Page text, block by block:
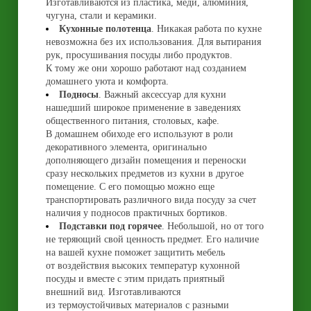
Изготавливаются из пластика, меди, алюминия,
чугуна, стали и керамики.
Кухонные полотенца. Никакая работа по кухне
невозможна без их использования. Для вытирания
рук, просушивания посуды либо продуктов.
К тому же они хорошо работают над созданием
домашнего уюта и комфорта.
Подносы. Важный аксессуар для кухни
нашедший широкое применение в заведениях
общественного питания, столовых, кафе.
В домашнем обиходе его используют в роли
декоративного элемента, оригинально
дополняющего дизайн помещения и переноски
сразу нескольких предметов из кухни в другое
помещение. С его помощью можно еще
транспортировать различного вида посуду за счет
наличия у подносов практичных бортиков.
Подставки под горячее. Небольшой, но от того
не теряющий свой ценность предмет. Его наличие
на вашей кухне поможет защитить мебель
от воздействия высоких температур кухонной
посуды и вместе с этим придать приятный
внешний вид. Изготавливаются
из термоустойчивых материалов с разными